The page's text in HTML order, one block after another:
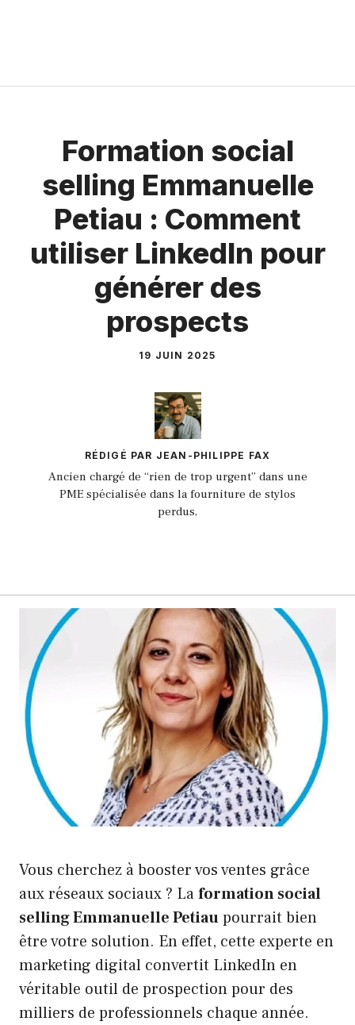
Formation social
selling Emmanuelle
Petiau : Comment
utiliser LinkedIn pour
générer des
prospects
19 JUIN 2025
RÉDIGÉ PAR JEAN-PHILIPPE FAX
Ancien chargé de “rien de trop urgent” dans une
PME spécialisée dans la fourniture de stylos
perdus,
Vous cherchez à booster vos ventes grâce
aux réseaux sociaux ? Laformation social
selling Emmanuelle Petiaupourrait bien
être votre solution. En effet, cette experte en
marketing digital convertit LinkedIn en
véritable outil de prospection pour des
milliers de professionnels chaque année.